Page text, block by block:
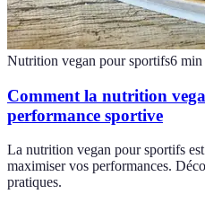
Nutrition vegan pour sportifs6 min
Comment la nutrition
performance sportive
La nutrition vegan pour sportifs
maximiser vos performances.
pratiques.